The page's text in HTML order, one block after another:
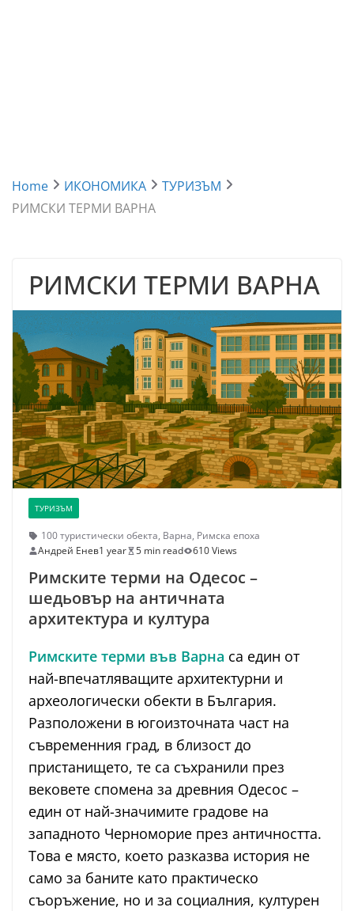
Home ИКОНОМИКА
ТУРИЗЪМ
РИМСКИ ТЕРМИ ВАРНА
РИМСКИ ТЕРМИ ВАРНА
ТУРИЗЪМ
100 туристически обекта, Варна, Римска епоха
Андрей Енев1 year 5 min read 610 Views
Римските терми на Одесос –
шедьовър на античната
архитектура и култура
Римските терми във Варна са един от
най-впечатляващите архитектурни и
археологически обекти в България.
Разположени в югоизточната част на
съвременния град, в близост до
пристанището, те са съхранили през
вековете спомена за древния Одесос –
един от най-значимите градове на
западното Черноморие през античността.
Това е място, което разказва история не
само за баните като практическо
съоръжение, но и за социалния, културен